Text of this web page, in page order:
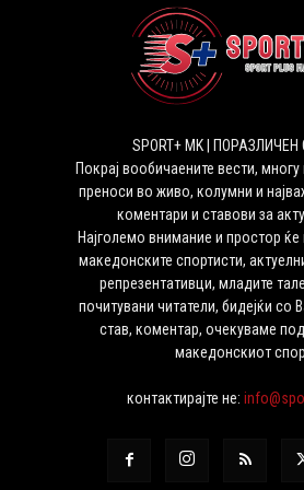
SPORT+ MK |
Покрај вообичаените вести, многу
преноси во живо, колумни и
коментари и ставови за
Најголемо внимание и простор
македонските спортисти,
репрезентативци, младите
почитувани читатели, бидејќи
став, коментар, очекуваме
македонскиот
контактирајте не: